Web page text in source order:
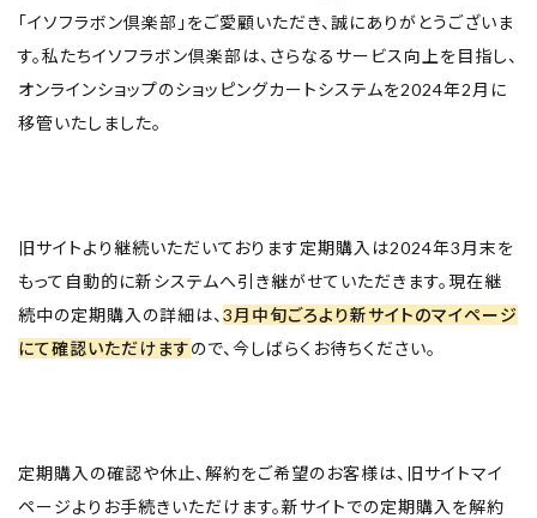
お悩みから探す
お客様の声
プライバシーポリシー
特定商取引法表示
「イソフラボン倶楽部」をご愛顧いただき、誠にありがとうございま
す。私たちイソフラボン倶楽部は、さらなるサービス向上を目指し、
オンラインショップのショッピングカートシステムを2024年2月に
移管いたしました。
旧サイトより継続いただいております定期購入は2024年3月末を
もって自動的に新システムへ引き継がせていただきます。現在継
続中の定期購入の詳細は、 3月中旬ごろより新サイトのマイページ
にて確認いただけますので、今しばらくお待ちください。
定期購入の確認や休止、解約をご希望のお客様は、旧サイトマイ
ページよりお手続きいただけます。新サイトでの定期購入を解約